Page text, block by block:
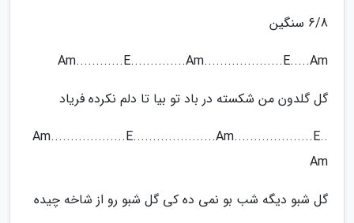
6/8 سنگین
Am............E..............Am....................E.....Am
گل گلدون من شکسته در باد تو بیا تا دلم نکرده فریاد
Am...................E.....................Am....................E..
Am
گل شبو دیگه شب بو نمی ده کی گل شبو رو از شاخه چیده